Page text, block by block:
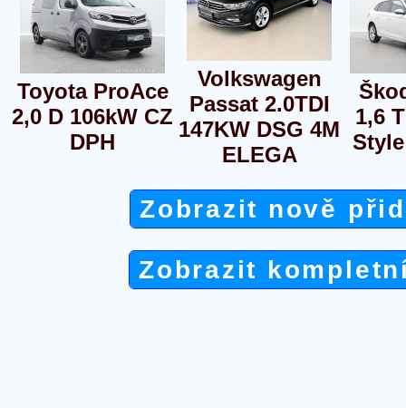
Toyota ProAce
2,0 D 106kW CZ
DPH
Volkswagen
Passat 2.0TDI
147KW DSG 4M
ELEGA
1,6
Zobrazit nově
Zobrazit